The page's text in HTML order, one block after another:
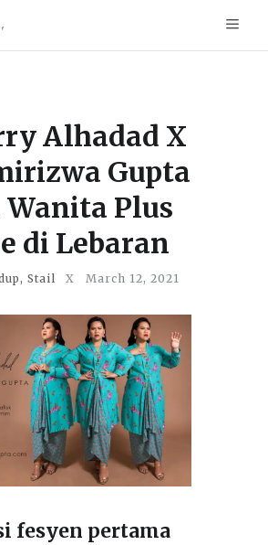
Alhadad X
Gupta
Wanita Plus
di Lebaran
, Stail X March 12, 2021
fesyen pertama